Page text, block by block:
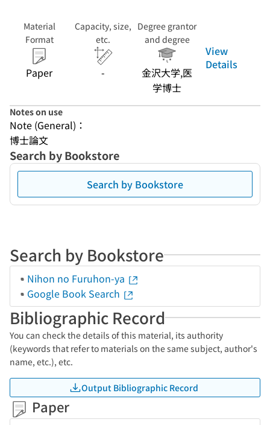
Material
Format
Paper
Capacity, size,
etc.
-
Degree grantor
and degree
金沢大学,医
学博士
View
Details
Notes on use
Note (General)：
博士論文
Search by Bookstore
Search by Bookstore
Search by Bookstore
Nihon no Furuhon-ya
Google Book Search
Bibliographic Record
You can check the details of this material, its authority
(keywords that refer to materials on the same subject, author's
name, etc.), etc.
Output Bibliographic Record
Paper